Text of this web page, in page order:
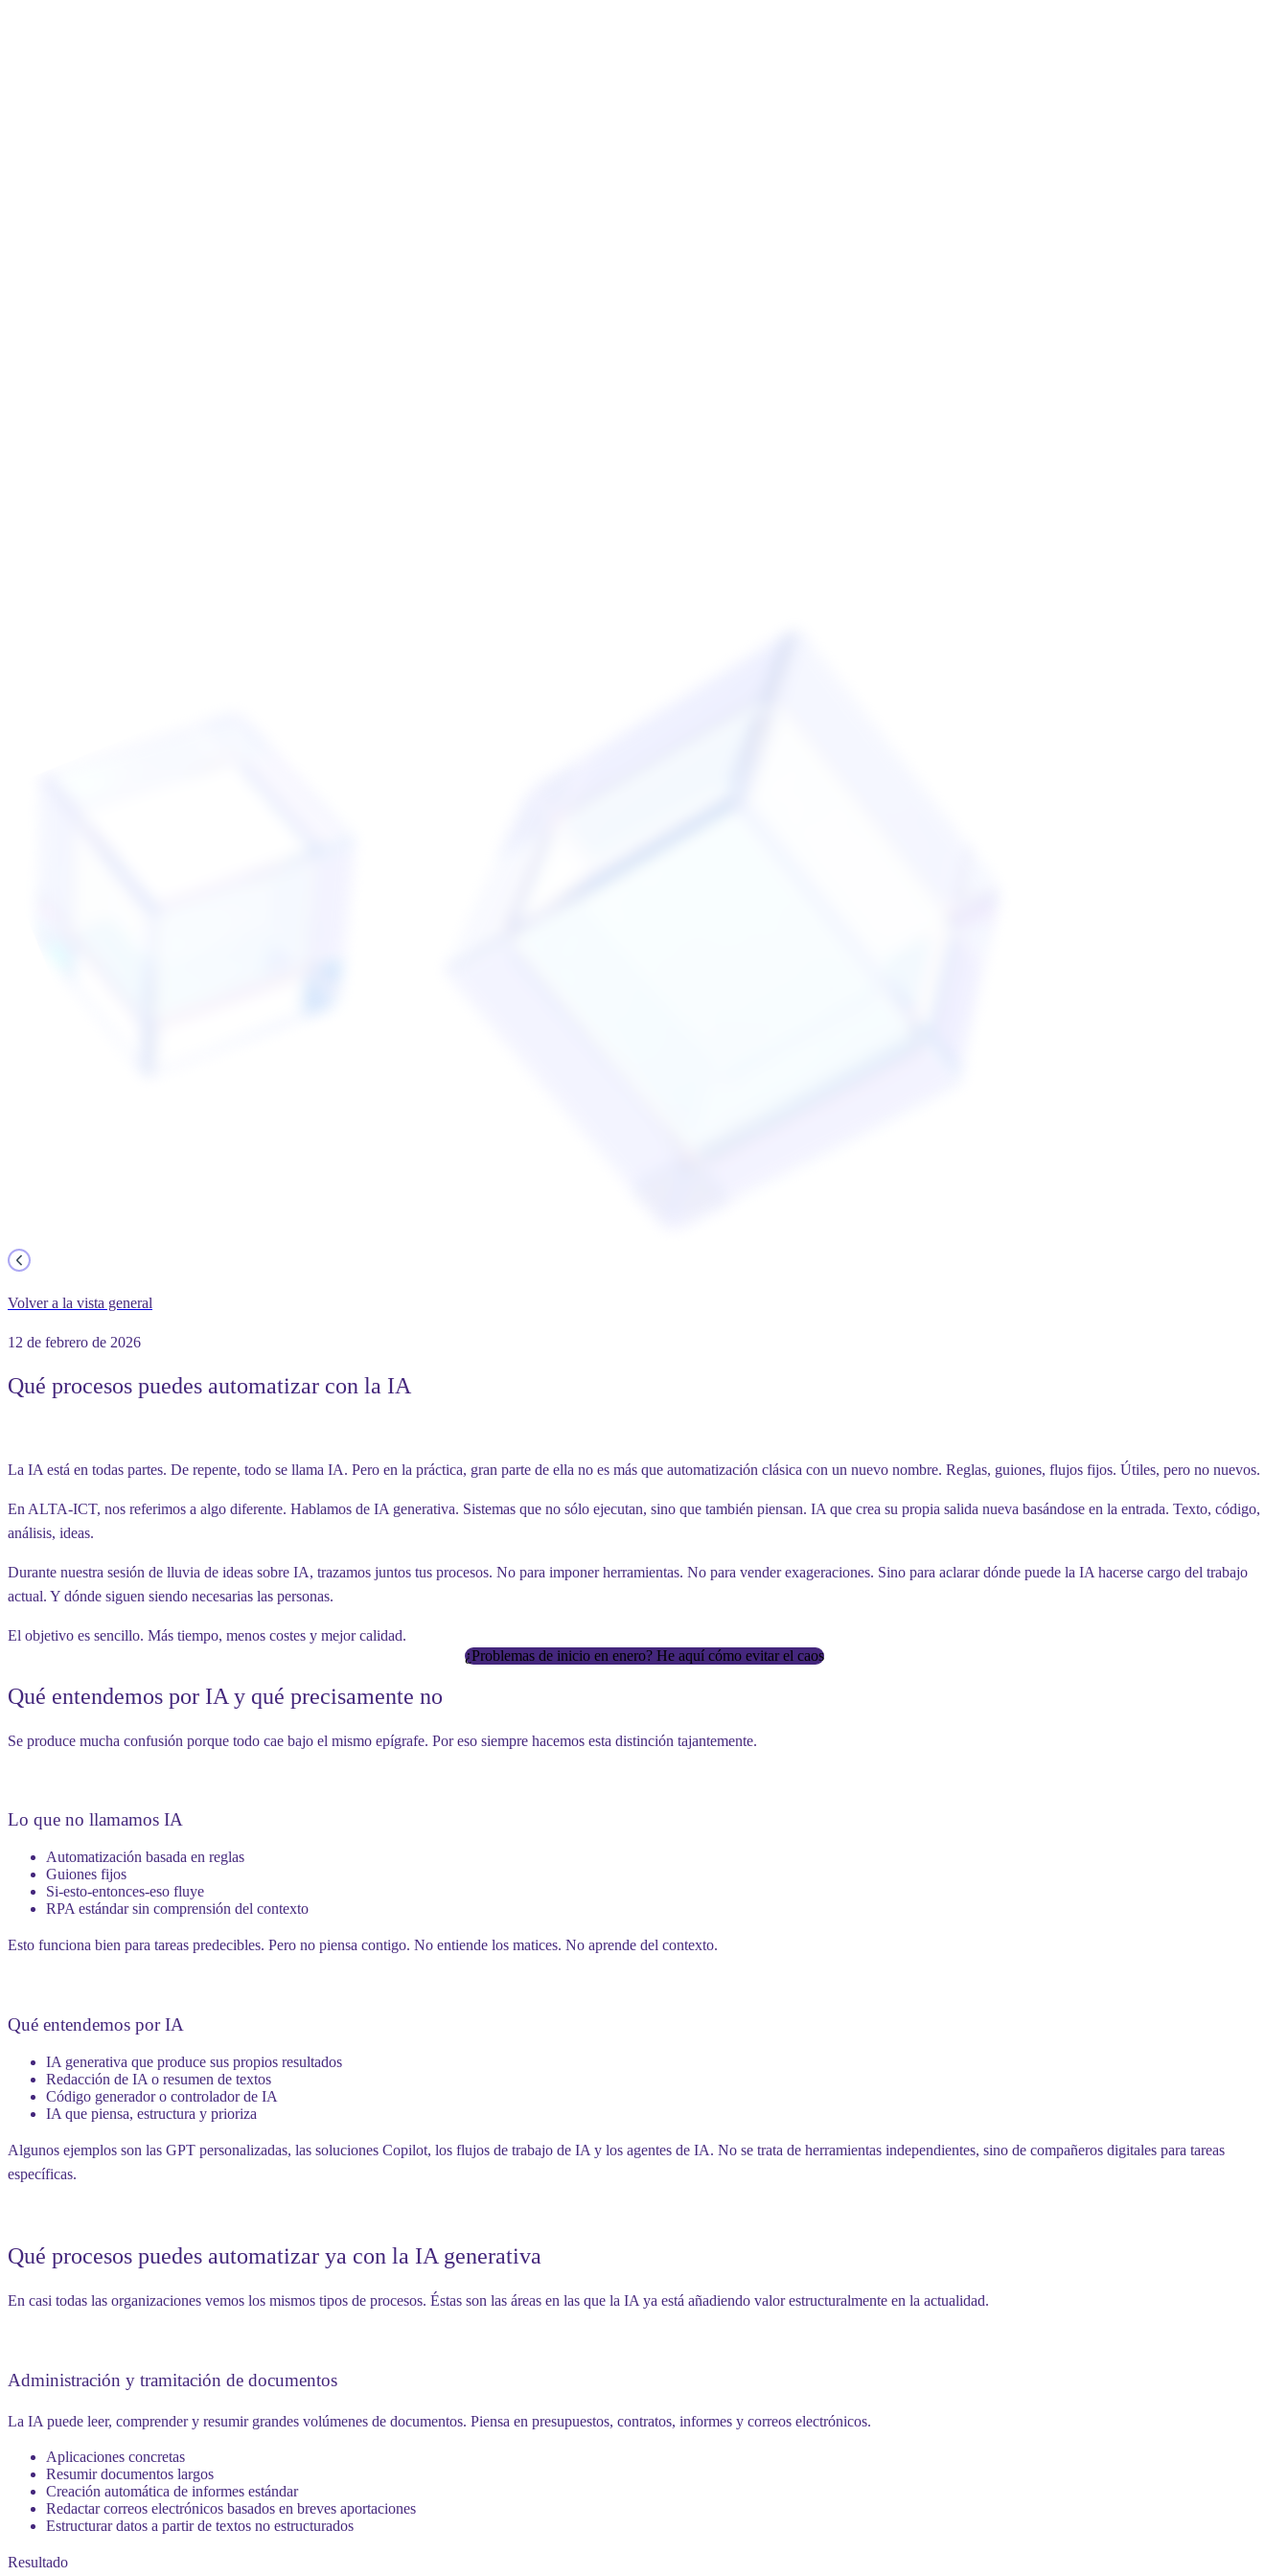
Volver a la vista general
12 de febrero de 2026
Qué procesos puedes automatizar con la IA
La IA está en todas partes. De repente, todo se llama IA. Pero en la práctica, gran parte de ella no es más que automatización clásica con un nuevo nombre. Reglas, guiones, flujos fijos. Útiles, pero no nuevos.
En ALTA-ICT, nos referimos a algo diferente. Hablamos de IA generativa. Sistemas que no sólo ejecutan, sino que también piensan. IA que crea su propia salida nueva basándose en la entrada. Texto, código,
análisis, ideas.
Durante nuestra sesión de lluvia de ideas sobre IA, trazamos juntos tus procesos. No para imponer herramientas. No para vender exageraciones. Sino para aclarar dónde puede la IA hacerse cargo del trabajo
actual. Y dónde siguen siendo necesarias las personas.
El objetivo es sencillo. Más tiempo, menos costes y mejor calidad.
¿Problemas de inicio en enero? He aquí cómo evitar el caos
Qué entendemos por IA y qué precisamente no
Se produce mucha confusión porque todo cae bajo el mismo epígrafe. Por eso siempre hacemos esta distinción tajantemente.
Lo que no llamamos IA
Automatización basada en reglas
Guiones fijos
Si-esto-entonces-eso fluye
RPA estándar sin comprensión del contexto
Esto funciona bien para tareas predecibles. Pero no piensa contigo. No entiende los matices. No aprende del contexto.
Qué entendemos por IA
IA generativa que produce sus propios resultados
Redacción de IA o resumen de textos
Código generador o controlador de IA
IA que piensa, estructura y prioriza
Algunos ejemplos son las GPT personalizadas, las soluciones Copilot, los flujos de trabajo de IA y los agentes de IA. No se trata de herramientas independientes, sino de compañeros digitales para tareas
específicas.
Qué procesos puedes automatizar ya con la IA generativa
En casi todas las organizaciones vemos los mismos tipos de procesos. Éstas son las áreas en las que la IA ya está añadiendo valor estructuralmente en la actualidad.
Administración y tramitación de documentos
La IA puede leer, comprender y resumir grandes volúmenes de documentos. Piensa en presupuestos, contratos, informes y correos electrónicos.
Aplicaciones concretas
Resumir documentos largos
Creación automática de informes estándar
Redactar correos electrónicos basados en breves aportaciones
Estructurar datos a partir de textos no estructurados
Resultado